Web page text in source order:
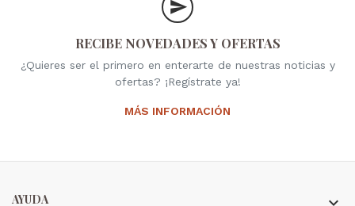
RECIBE NOVEDADES Y OFERTAS
¿Quieres ser el primero en enterarte de nuestras noticias y
ofertas? ¡Regístrate ya!
MÁS INFORMACIÓN
AYUDA